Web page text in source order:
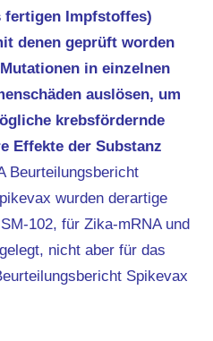
fertigen Impfstoffes)
denen geprüft worden
in einzelnen
auslösen, um
krebsfördernde
Effekte der Substanz
Beurteilungsbericht
wurden derartige
102, für Zika-mRNA und
nicht aber für das
Spikevax